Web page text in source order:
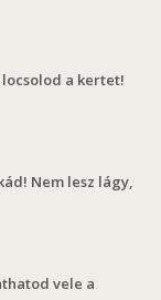
a kertet!
Nem lesz lágy,
vele a